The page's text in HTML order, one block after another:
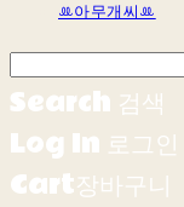
ꔛ아무개씨ꔛ
Search 검색
Log In 로그인
Cart장바구니